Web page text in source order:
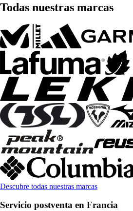
Todas nuestras marcas
Descubre todas nuestras marcas
Servicio postventa en Francia